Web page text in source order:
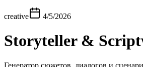
creative 4/5/2026
Storyteller &
Генератор сюжетов, диалогов и